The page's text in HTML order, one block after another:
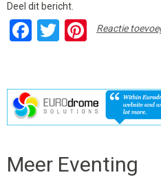
Deel dit bericht.
Facebook
Twitter
Reactie
Meer Eventing